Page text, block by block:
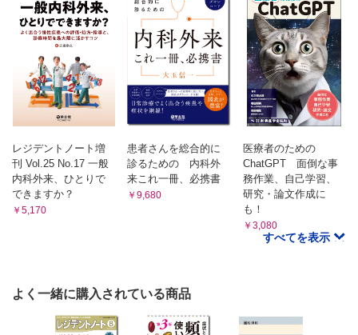
レジデントノート増
刊 Vol.25 No.17 一般
内科外来、ひとりで
できますか？
￥5,170
患者さんを総合的に
診るための 内科外
来これ一冊、必携書
￥9,680
医療者のための
ChatGPT 面倒な事
務作業、自己学習、
研究・論文作成に
も！
￥3,080
すべてを表示
よく一緒に購入されている商品